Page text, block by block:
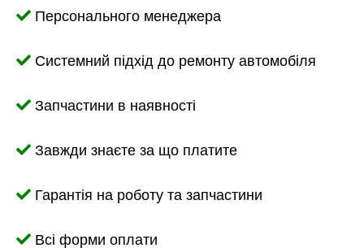
Персонального менеджера
Системний підхід до ремонту автомобіля
Запчастини в наявності
Завжди знаєте за що платите
Гарантія на роботу та запчастини
Всі форми оплати